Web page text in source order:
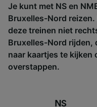
Je kunt met NS en
Bruxelles-Nord
deze treinen niet
Bruxelles-Nord rijden,
naar kaartjes te kijken
overstappen.
NS